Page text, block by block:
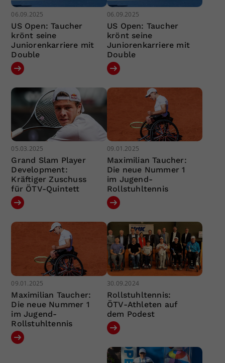
06.09.2025
US Open: Taucher
krönt seine
Juniorenkarriere mit
Double
06.09.2025
US Open: Taucher
krönt seine
Juniorenkarriere mit
Double
05.03.2025
Grand Slam Player
Development:
Kräftiger Zuschuss
für ÖTV-Quintett
09.01.2025
Maximilian Taucher:
Die neue Nummer 1
im Jugend-
Rollstuhltennis
09.01.2025
Maximilian Taucher:
Die neue Nummer 1
im Jugend-
Rollstuhltennis
30.09.2024
Rollstuhltennis:
ÖTV-Athleten auf
dem Podest